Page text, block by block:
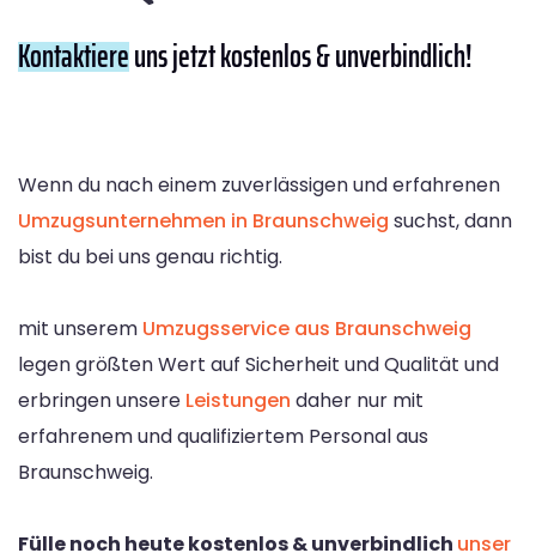
Kontaktiereuns jetzt kostenlos & unverbindlich!
Wenn du nach einem zuverlässigen und erfahrenen
Umzugsunternehmen in Braunschweig suchst, dann
bist du bei uns genau richtig.
mit unserem Umzugsservice aus Braunschweig
legen größten Wert auf Sicherheit und Qualität und
erbringen unsere Leistungen daher nur mit
erfahrenem und qualifiziertem Personal aus
Braunschweig.
Fülle noch heute kostenlos & unverbindlich unser